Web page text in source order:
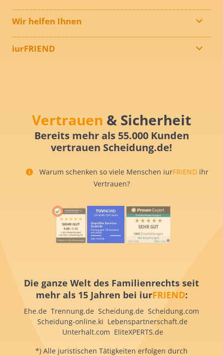
Wir helfen Ihnen
iurFRIEND
Vertrauen & Sicherheit
Bereits mehr als 55.000 Kunden
vertrauen Scheidung.de!
Warum schenken so viele Menschen iurFRIEND ihr
Vertrauen?
Die ganze Welt des Familienrechts seit
mehr als 15 Jahren bei iurFRIEND:
Ehe.de Trennung.de Scheidung.de Scheidung.com
Scheidung-online.ki Lebenspartnerschaft.de
Unterhalt.com EliteXPERTS.de
*) Alle juristischen Tätigkeiten erfolgen durch